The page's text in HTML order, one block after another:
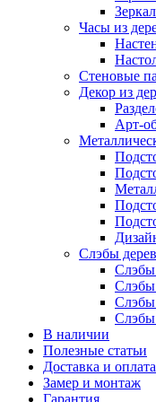
Часы из
Стеновые
Декор из
Арт-
Слэбы
Слэбы
Слэбы
Слэбы
Слэбы
В наличии
Полезные статьи
Доставка и оплата
Замер и монтаж
Гарантия